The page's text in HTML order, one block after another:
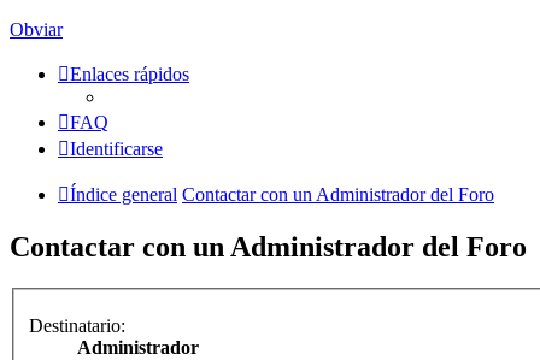
Obviar
Enlaces rápidos
FAQ
Identificarse
Índice general Contactar con un Administrador del Foro
Contactar con un Administrador del Foro
Destinatario:
Administrador